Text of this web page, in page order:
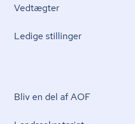
Vedtægter
Ledige stillinger
Bliv en del af AOF